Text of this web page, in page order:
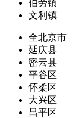
伯劳镇
文利镇
全北京市
延庆县
密云县
平谷区
怀柔区
大兴区
昌平区